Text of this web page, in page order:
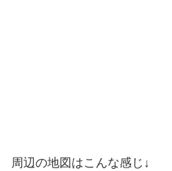
周辺の地図はこんな感じ↓